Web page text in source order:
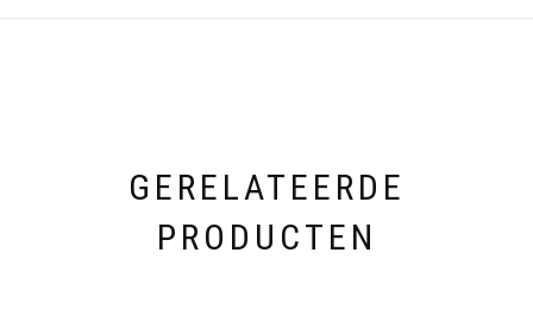
productpagina
GERELATEERDE
PRODUCTEN